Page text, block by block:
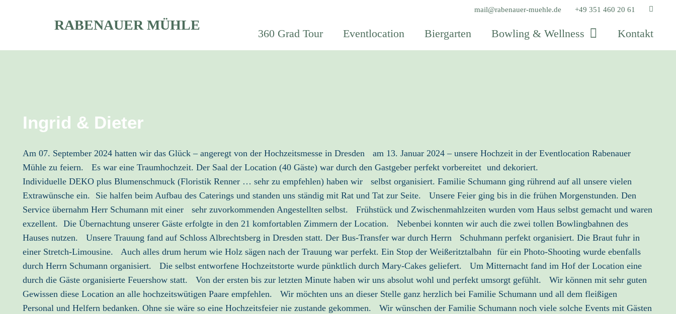
RABENAUER MÜHLE
mail@rabenauer-muehle.de +49 351 460 20 61
360 Grad Tour Eventlocation Biergarten Bowling & Wellness Kontakt
Ingrid & Dieter
Am 07. September 2024 hatten wir das Glück – angeregt von der Hochzeitsmesse in Dresden am 13. Januar 2024 – unsere Hochzeit in der Eventlocation Rabenauer
Mühle zu feiern. Es war eine Traumhochzeit. Der Saal der Location (40 Gäste) war durch den Gastgeber perfekt vorbereitet und dekoriert.
Individuelle DEKO plus Blumenschmuck (Floristik Renner … sehr zu empfehlen) haben wir selbst organisiert. Familie Schumann ging rührend auf all unsere vielen
Extrawünsche ein. Sie halfen beim Aufbau des Caterings und standen uns ständig mit Rat und Tat zur Seite. Unsere Feier ging bis in die frühen Morgenstunden. Den
Service übernahm Herr Schumann mit einer sehr zuvorkommenden Angestellten selbst. Frühstück und Zwischenmahlzeiten wurden vom Haus selbst gemacht und waren
exzellent. Die Übernachtung unserer Gäste erfolgte in den 21 komfortablen Zimmern der Location. Nebenbei konnten wir auch die zwei tollen Bowlingbahnen des
Hauses nutzen. Unsere Trauung fand auf Schloss Albrechtsberg in Dresden statt. Der Bus-Transfer war durch Herrn Schuhmann perfekt organisiert. Die Braut fuhr in
einer Stretch-Limousine. Auch alles drum herum wie Holz sägen nach der Trauung war perfekt. Ein Stop der Weißeritztalbahn für ein Photo-Shooting wurde ebenfalls
durch Herrn Schumann organisiert. Die selbst entworfene Hochzeitstorte wurde pünktlich durch Mary-Cakes geliefert. Um Mitternacht fand im Hof der Location eine
durch die Gäste organisierte Feuershow statt. Von der ersten bis zur letzten Minute haben wir uns absolut wohl und perfekt umsorgt gefühlt. Wir können mit sehr guten
Gewissen diese Location an alle hochzeitswütigen Paare empfehlen. Wir möchten uns an dieser Stelle ganz herzlich bei Familie Schumann und all dem fleißigen
Personal und Helfern bedanken. Ohne sie wäre so eine Hochzeitsfeier nie zustande gekommen. Wir wünschen der Familie Schumann noch viele solche Events mit Gästen